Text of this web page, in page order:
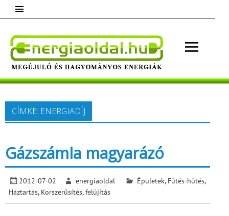
content
Megújuló és hagyományos energiák.
Minden, ami energia!
CÍMKE: ENERGIADÍJ
Gázszámla magyarázó
2012-07-02 energiaoldal Épületek, Fűtés-hűtés,
Háztartás, Korszerűsítés, felújítás